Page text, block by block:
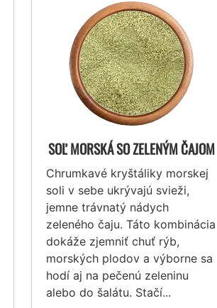
SOĽ MORSKÁ SO ZELENÝM ČAJOM
Chrumkavé kryštáliky morskej
soli v sebe ukrývajú svieži,
jemne trávnatý nádych
zeleného čaju. Táto kombinácia
dokáže zjemniť chuť rýb,
morských plodov a výborne sa
hodí aj na pečenú zeleninu
alebo do šalátu. Stačí...